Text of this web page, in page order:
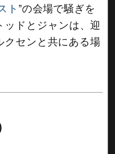
ト ”の会場で騒ぎを
ッドとジャンは、迎
クセンと共にある場